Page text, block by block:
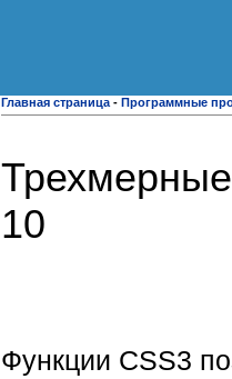
Главная страница - Программные
10
Функции CSS3